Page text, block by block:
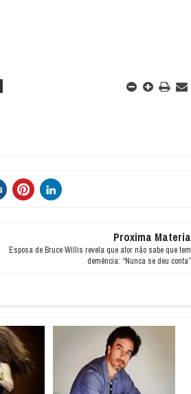
Proxima Materia
Esposa de Bruce Willis revela que ator não sabe que tem
demência: “Nunca se deu conta”